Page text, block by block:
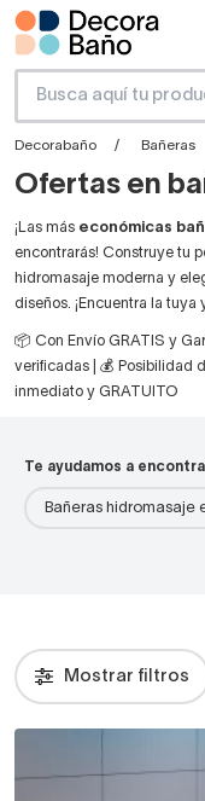
Decorabaño Bañeras
Ofertas en
¡Las más económicas
encontrarás! Construye tu
hidromasaje moderna y
diseños. ¡Encuentra la tuya
📦 Con Envío GRATIS y
verificadas | 💰 Posibilidad
inmediato y GRATUITO
Te ayudamos a
Bañeras hidromasaje
Mostrar filtros